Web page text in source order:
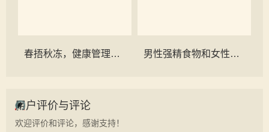
春捂秋冻，健康管理必不可少：远离感冒，从细节做起 男性强精食物和女性养卵食物图谱
用户评价与评论
欢迎评价和评论，感谢支持！